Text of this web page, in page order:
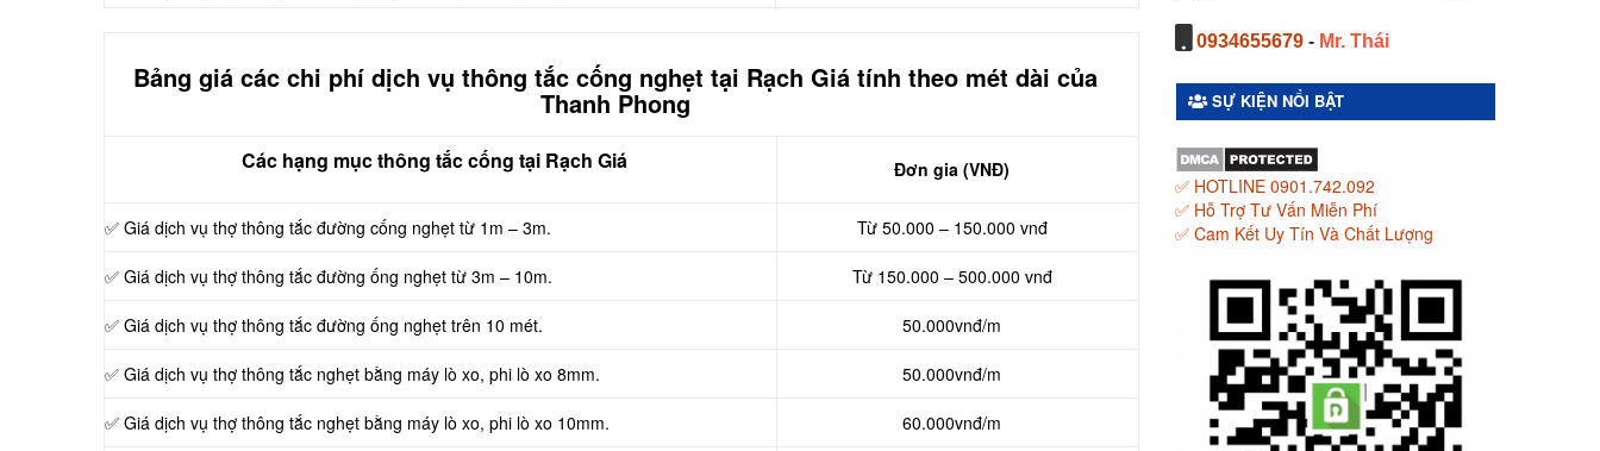
Bảng giá các chi phí dịch vụ thông tắc cống nghẹt tại Rạch Giá tính theo mét dài của
Thanh Phong
Các hạng mục thông tắc cống tại Rạch Giá Đơn gia (VNĐ)
✅ Giá dịch vụ thợ thông tắc đường cống nghẹt từ 1m – 3m. Từ 50.000 – 150.000 vnđ
✅ Giá dịch vụ thợ thông tắc đường ống nghẹt từ 3m – 10m. Từ 150.000 – 500.000 vnđ
✅ Giá dịch vụ thợ thông tắc đường ống nghẹt trên 10 mét. 50.000vnđ/m
✅ Giá dịch vụ thợ thông tắc nghẹt bằng máy lò xo, phi lò xo 8mm. 50.000vnđ/m
✅ Giá dịch vụ thợ thông tắc nghẹt bằng máy lò xo, phi lò xo 10mm. 60.000vnđ/m
0934655679 - Mr. Thái
SỰ KIỆN NỔI BẬT
✅ HOTLINE 0901.742.092
✅ Hỗ Trợ Tư Vấn Miễn Phí
✅ Cam Kết Uy Tín Và Chất Lượng